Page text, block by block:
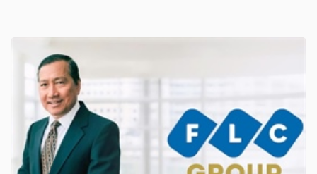
Dịch
vụ
(-)